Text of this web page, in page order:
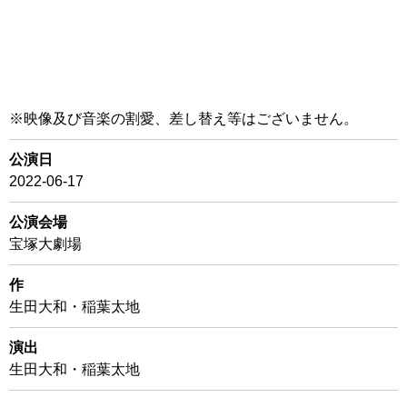
※映像及び音楽の割愛、差し替え等はございません。
公演日
2022-06-17
公演会場
宝塚大劇場
作
生田大和・稲葉太地
演出
生田大和・稲葉太地